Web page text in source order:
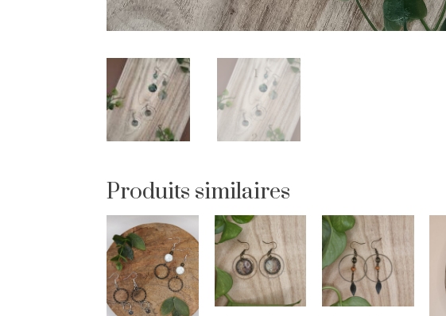
Produits similaires